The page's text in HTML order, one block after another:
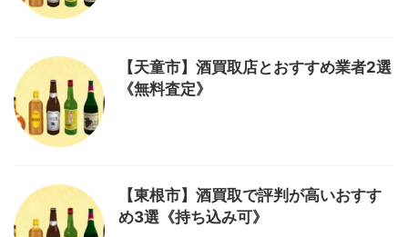
【天童市】酒買取店とおすすめ業者2選
《無料査定》
【東根市】酒買取で評判が高いおすす
め3選《持ち込み可》